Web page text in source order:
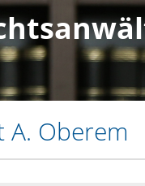
A. Oberem